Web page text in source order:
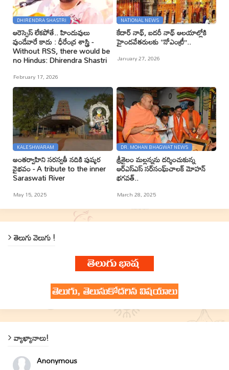
DHIRENDRA SHASTRI
ఆరెస్సెస్ లేకపోతే.. హిందువులు
వుండేవారే కాదు : ధీరేంద్ర శాస్త్రి -
Without RSS, there would be
no Hindus: Dhirendra Shastri
February 17, 2026
NATIONAL NEWS
కేదార్ నాథ్, బదరీ నాథ్ ఆలయాల్లోకి
హైందవేతరులకు ‘‘నోఎంట్రీ’’..
January 27, 2026
KALESHWARAM
అంతర్వాహిని సరస్వతీ నదికి పుష్కర
వైభవం - A tribute to the inner
Saraswati River
May 15, 2025
DR. MOHAN BHAGWAT NEWS
శ్రీశైలం మల్లన్నను దర్శించుకున్న
ఆర్ఎస్ఎస్ సర్‌సంఘ్‌చాలక్ మోహన్
భగవత్..
March 28, 2025
తెలుగు వెలుగు !
వ్యాఖ్యానాలు!
Anonymous